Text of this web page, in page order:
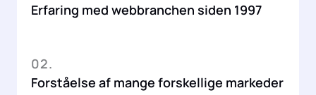
Erfaring med webbranchen siden 1997
02.
Forståelse af mange forskellige markeder